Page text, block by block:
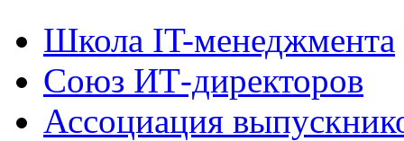
Школа IT-менеджмента
Союз ИТ-директоров
Ассоциация